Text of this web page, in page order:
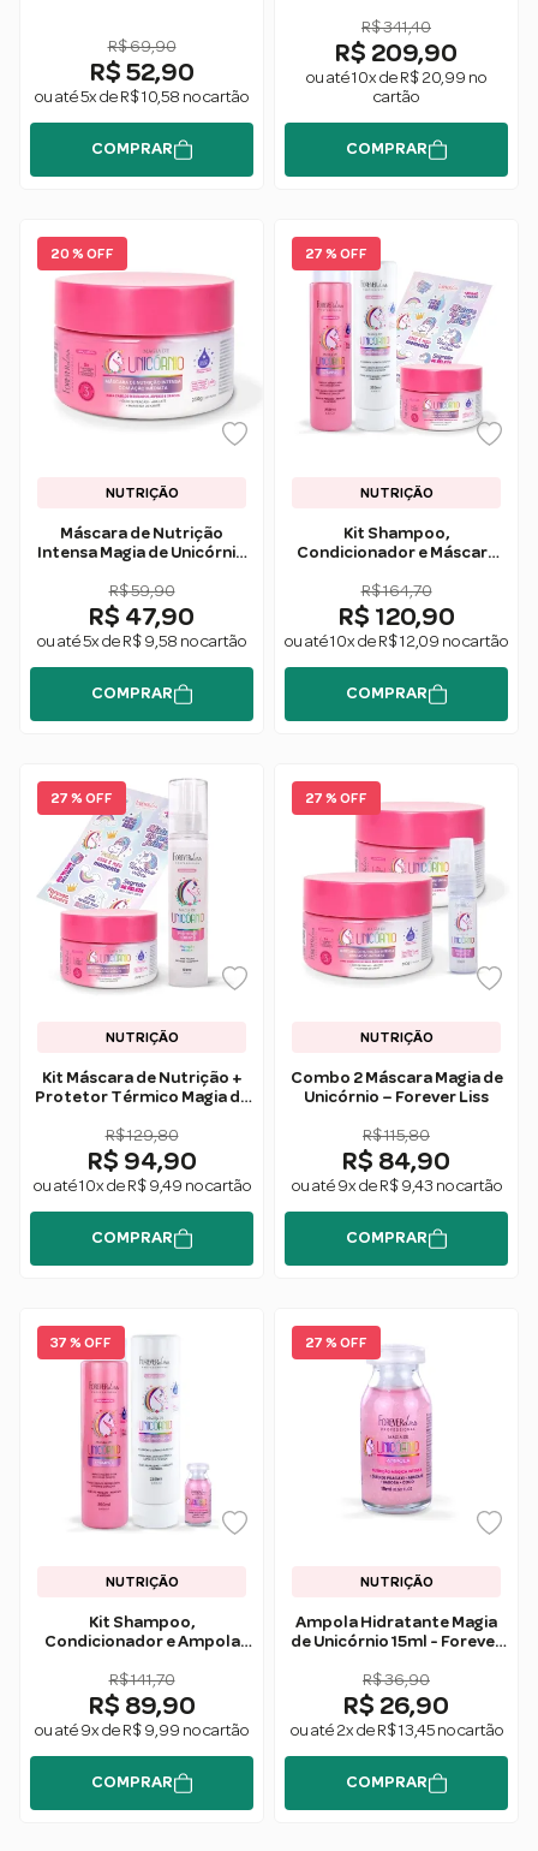
R$ 69,90
R$ 52,90
ou até 5x de R$ 10,58 no cartão
COMPRAR
R$ 341,40
R$ 209,90
ou até 10x de R$ 20,99 no
cartão
COMPRAR
20 % OFF
NUTRIÇÃO
Máscara de Nutrição
Intensa Magia de Unicórnio
R$ 59,90
R$ 47,90
ou até 5x de R$ 9,58 no cartão
COMPRAR
27 % OFF
NUTRIÇÃO
Kit Shampoo,
Condicionador e Máscara
Liss
R$ 164,70
R$ 120,90
ou até 10x de R$ 12,09 no cartão
COMPRAR
27 % OFF
NUTRIÇÃO
Kit Máscara de Nutrição +
Protetor Térmico Magia de
R$ 129,80
R$ 94,90
ou até 10x de R$ 9,49 no cartão
COMPRAR
27 % OFF
NUTRIÇÃO
Combo 2 Máscara Magia de
Unicórnio – Forever Liss
R$ 115,80
R$ 84,90
ou até 9x de R$ 9,43 no cartão
COMPRAR
37 % OFF
NUTRIÇÃO
Kit Shampoo,
Condicionador e Ampola
Liss
R$ 141,70
R$ 89,90
ou até 9x de R$ 9,99 no cartão
COMPRAR
27 % OFF
NUTRIÇÃO
Ampola Hidratante Magia
de Unicórnio 15ml - Forever
R$ 36,90
R$ 26,90
ou até 2x de R$ 13,45 no cartão
COMPRAR